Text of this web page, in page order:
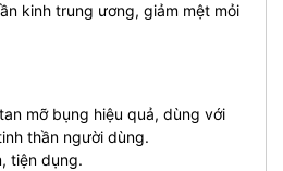
kinh trung ương, giảm mệt mỏi
mỡ bụng hiệu quả, dùng với
thần người dùng.
tiện dụng.